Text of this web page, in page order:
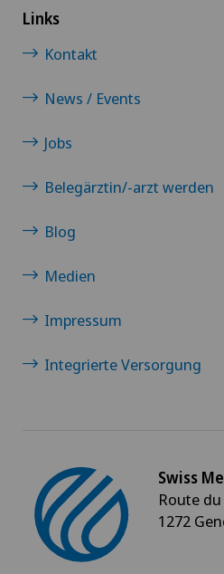
Links
Kontakt
News / Events
Jobs
Belegärztin/-arzt werden
Blog
Medien
Impressum
Integrierte Versorgung
Swiss
Route
1272